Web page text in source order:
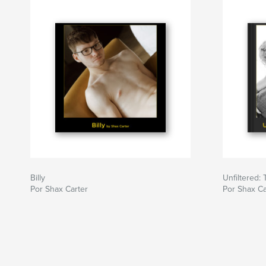
Billy
Por Shax Carter
Unfiltered:
Por Shax